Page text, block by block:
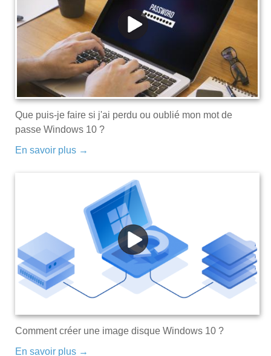
Que puis-je faire si j'ai perdu ou oublié mon mot de
passe Windows 10 ?
En savoir plus →
Comment créer une image disque Windows 10 ?
En savoir plus →